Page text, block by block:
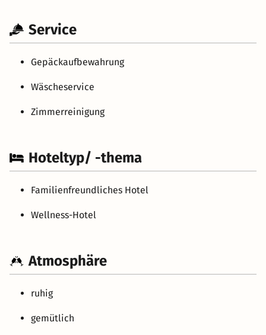
Service
Gepäckaufbewahrung
Wäscheservice
Zimmerreinigung
Hoteltyp/ -thema
Familienfreundliches Hotel
Wellness-Hotel
Atmosphäre
ruhig
gemütlich